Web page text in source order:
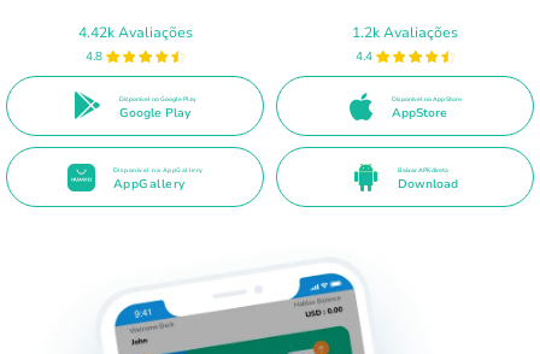
4.42k Avaliações
4.8
Disponível no Google Play
Google Play
1.2k Avaliações
4.4
Disponível na App Store
AppStore
Disponível na AppGallery
AppGallery
Baixar APK direto
Download